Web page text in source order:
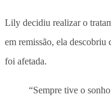
Lily decidiu realizar o
em remissão, ela descobriu
foi afetada.
“Sempre tive o